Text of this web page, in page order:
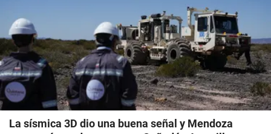
La sísmica 3D dio una buena señal y Mendoza